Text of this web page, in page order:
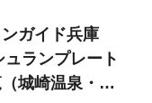
ンガイド兵庫
ランプレート
城崎温泉・豊